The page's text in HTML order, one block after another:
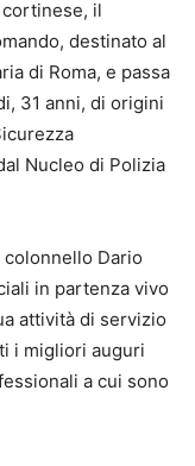
il
destinato al
di Roma, e passa
31 anni, di origini
Nucleo di Polizia
Dario
in partenza vivo
attività di servizio
i migliori auguri
a cui sono